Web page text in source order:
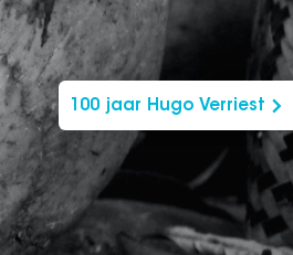
100 jaar Hugo Verriest